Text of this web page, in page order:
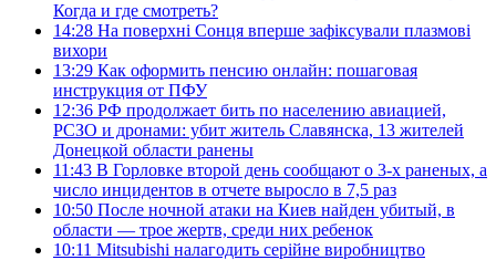
Когда и где смотреть?
14:28 На поверхні Сонця вперше зафіксували плазмові
вихори
13:29 Как оформить пенсию онлайн: пошаговая
инструкция от ПФУ
12:36 РФ продолжает бить по населению авиацией,
РСЗО и дронами: убит житель Славянска, 13 жителей
Донецкой области ранены
11:43 В Горловке второй день сообщают о 3-х раненых, а
число инцидентов в отчете выросло в 7,5 раз
10:50 После ночной атаки на Киев найден убитый, в
области — трое жертв, среди них ребенок
10:11 Mitsubishi налагодить серійне виробництво